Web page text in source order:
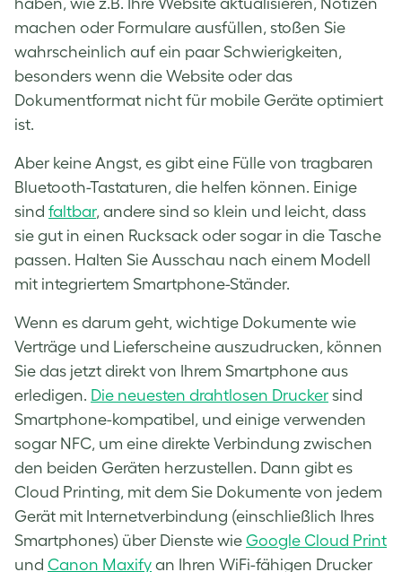
machen oder Formulare ausfüllen, stoßen Sie
wahrscheinlich auf ein paar Schwierigkeiten,
besonders wenn die Website oder das
Dokumentformat nicht für mobile Geräte optimiert
ist.
Aber keine Angst, es gibt eine Fülle von tragbaren
Bluetooth-Tastaturen, die helfen können. Einige
sind faltbar, andere sind so klein und leicht, dass
sie gut in einen Rucksack oder sogar in die Tasche
passen. Halten Sie Ausschau nach einem Modell
mit integriertem Smartphone-Ständer.
Wenn es darum geht, wichtige Dokumente wie
Verträge und Lieferscheine auszudrucken, können
Sie das jetzt direkt von Ihrem Smartphone aus
erledigen. Die neuesten drahtlosen Drucker sind
Smartphone-kompatibel, und einige verwenden
sogar NFC, um eine direkte Verbindung zwischen
den beiden Geräten herzustellen. Dann gibt es
Cloud Printing, mit dem Sie Dokumente von jedem
Gerät mit Internetverbindung (einschließlich Ihres
Smartphones) über Dienste wie Google Cloud Print
und Canon Maxify an Ihren WiFi-fähigen Drucker